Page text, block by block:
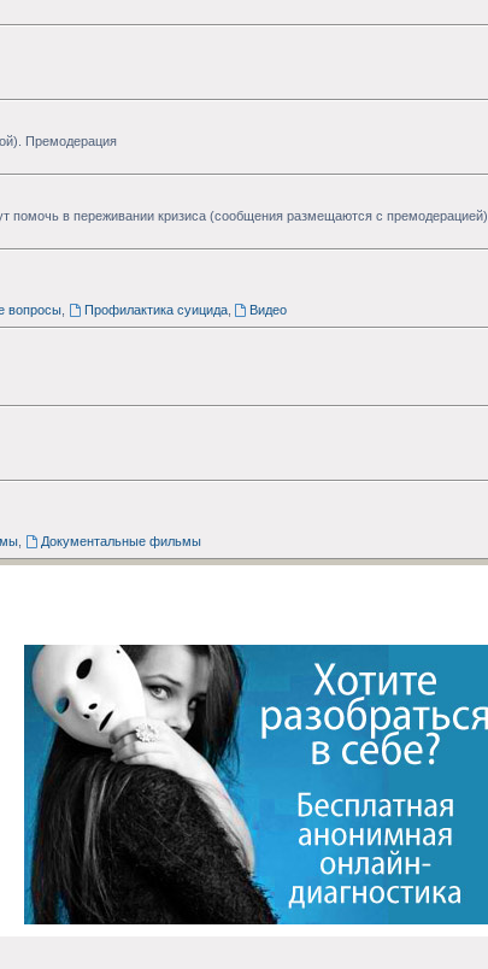
Премодерация
в переживании кризиса (сообщения размещаются с премодерацией)
вопросы, Профилактика суицида, Видео
, Документальные фильмы